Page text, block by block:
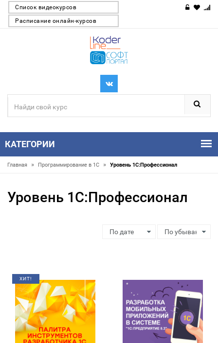
Список видеокурсов
Расписание онлайн-курсов
КАТЕГОРИИ
Главная » Программирование в 1С » Уровень 1С:Профессионал
Уровень 1С:Профессионал
ХИТ!